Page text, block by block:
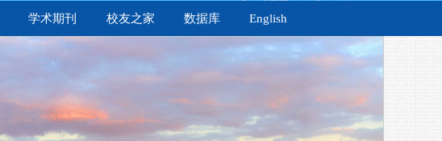
学术期刊 校友之家 数据库 English